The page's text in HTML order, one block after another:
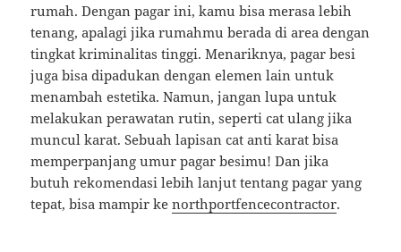
rumah. Dengan pagar ini, kamu bisa merasa lebih
tenang, apalagi jika rumahmu berada di area dengan
tingkat kriminalitas tinggi. Menariknya, pagar besi
juga bisa dipadukan dengan elemen lain untuk
menambah estetika. Namun, jangan lupa untuk
melakukan perawatan rutin, seperti cat ulang jika
muncul karat. Sebuah lapisan cat anti karat bisa
memperpanjang umur pagar besimu! Dan jika
butuh rekomendasi lebih lanjut tentang pagar yang
tepat, bisa mampir kenorthportfencecontractor.